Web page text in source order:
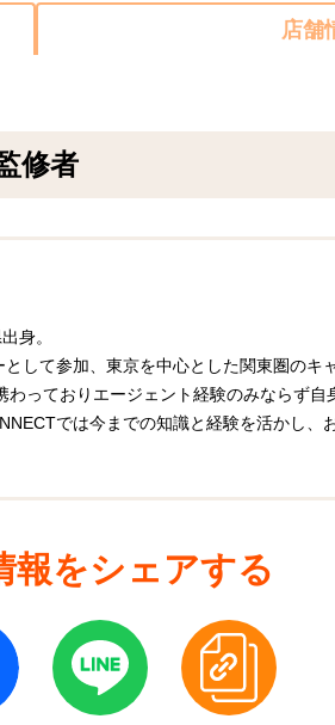
店舗
修者
身。
して参加、東京を中心とした関東圏のキ
わっておりエージェント経験のみならず
では今までの知識と経験を活かし、
報をシェアする